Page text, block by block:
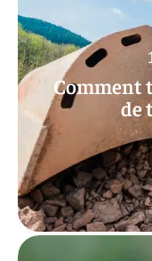
Comment
de